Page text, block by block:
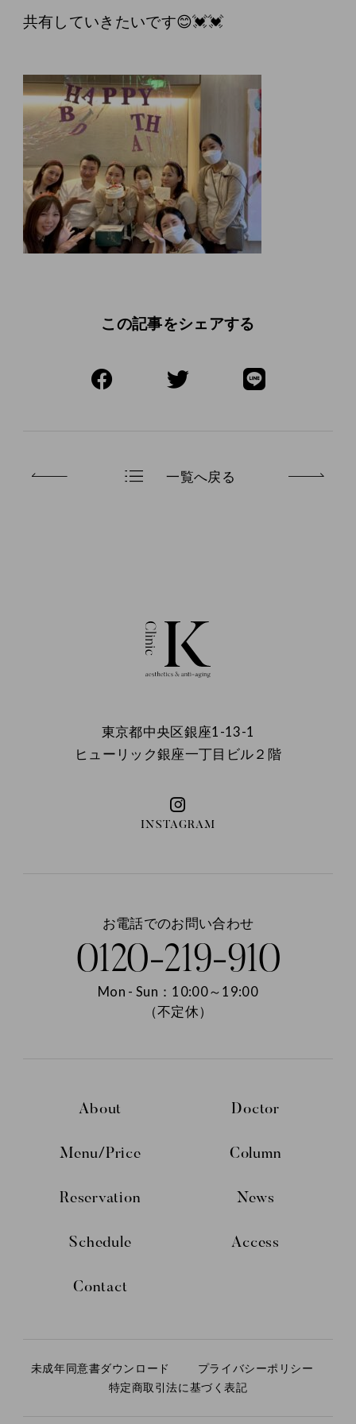
共有していきたいです😊💓💓
この記事をシェアする
一覧へ戻る
INSTAGRAM
東京都中央区銀座1-13-1
ヒューリック銀座一丁目ビル２階
お電話でのお問い合わせ
0120-219-910
Mon - Sun：10:00～19:00
（不定休）
About Doctor
Menu/Price Column
Reservation News
Schedule Access
Contact
未成年同意書ダウンロード
プライバシーポリシー
特定商取引法に基づく表記